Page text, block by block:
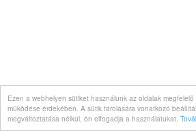
Ezen a webhelyen sütiket használunk az oldalak megfelelő
működése érdekében. A sütik tárolására vonatkozó
megváltoztatása nélkül, ön elfogadja a használatukat.